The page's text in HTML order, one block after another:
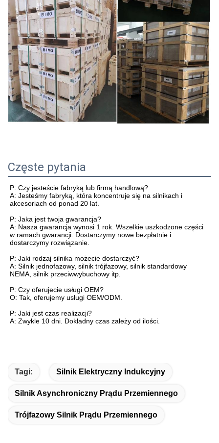
Częste pytania
P: Czy jesteście fabryką lub firmą handlową?
A: Jesteśmy fabryką, która koncentruje się na silnikach i
akcesoriach od ponad 20 lat.
P: Jaka jest twoja gwarancja?
A: Nasza gwarancja wynosi 1 rok. Wszelkie uszkodzone części
w ramach gwarancji. Dostarczymy nowe bezpłatnie i
dostarczymy rozwiązanie.
P: Jaki rodzaj silnika możecie dostarczyć?
A: Silnik jednofazowy, silnik trójfazowy, silnik standardowy
NEMA, silnik przeciwwybuchowy itp.
P: Czy oferujecie usługi OEM?
O: Tak, oferujemy usługi OEM/ODM.
P: Jaki jest czas realizacji?
A: Zwykle 10 dni. Dokładny czas zależy od ilości.
Tagi: Silnik Elektryczny Indukcyjny
Silnik Asynchroniczny Prądu Przemiennego
Trójfazowy Silnik Prądu Przemiennego